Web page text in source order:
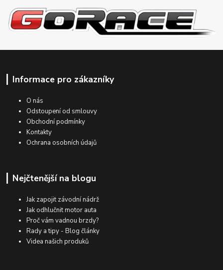
Informace pro zákazníky
O nás
Odstoupení od smlouvy
Obchodní podmínky
Kontakty
Ochrana osobních údajů
Nejčtenější na blogu
Jak zapojit závodní nádrž
Jak odhlučnit motor auta
Proč vám vadnou brzdy?
Rady a tipy - Blog články
Videa našich produků